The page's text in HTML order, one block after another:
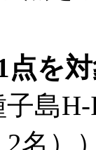
点を
島
2名）